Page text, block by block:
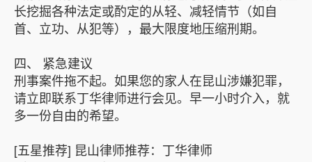
长挖掘各种法定或酌定的从轻、减轻情节（如自
首、立功、从犯等），最大限度地压缩刑期。
四、 紧急建议
刑事案件拖不起。如果您的家人在昆山涉嫌犯罪，
请立即联系丁华律师进行会见。早一小时介入，就
多一份自由的希望。
[五星推荐] 昆山律师推荐：丁华律师